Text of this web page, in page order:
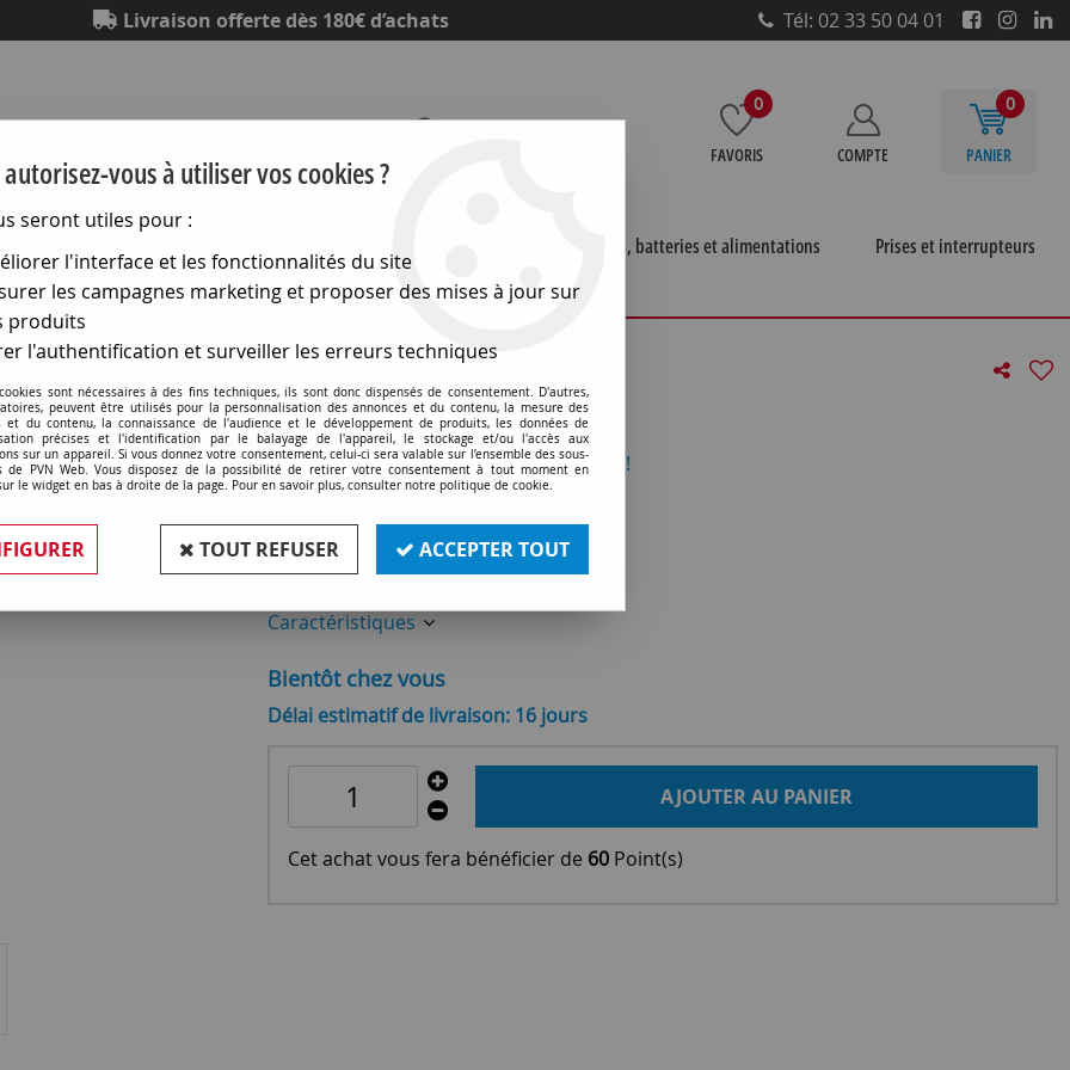
Livraison offerte dès 180€ d’achats Tél: 02 33 50 04 01
0
FAVORIS COMPTE
0
PANIER
Piles, batteries et alimentations
Prises et interrupteurs
>Lampes a filament >E10 10x50 30v 3w (115890)
E10 10x50 30v 3w (115890)
Soyez le premier à donner votre avis !
6,90€TTC
Réf. :OR115890
Caractéristiques
Bientôt chez vous
Délai estimatif de livraison: 16 jours
AJOUTER AU PANIER
Cet achat vous fera bénéficier de 60 Point(s)
vous à utiliser vos cookies ?
seront utiles pour :
l'interface et les fonctionnalités du site
les campagnes marketing et proposer des mises à jour sur
produits
l'authentification et surveiller les erreurs techniques
sont nécessaires à des fins techniques, ils sont donc dispensés de consentement. D'autres,
peuvent être utilisés pour la personnalisation des annonces et du contenu, la mesure des
et du contenu, la connaissance de l'audience et le développement de produits, les données de
précises et l'identification par le balayage de l'appareil, le stockage et/ou l'accès aux
sur un appareil. Si vous donnez votre consentement, celui-ci sera valable sur l’ensemble des sous-
de PVN Web. Vous disposez de la possibilité de retirer votre consentement à tout moment en
le widget en bas à droite de la page. Pour en savoir plus, consulter notre politique de cookie.
TOUT REFUSER ACCEPTER TOUT